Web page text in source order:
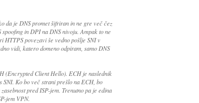
da je DNS promet šifriran in ne gre več čez
in DPI na DNS nivoju. Ampak to ne
povezavi še vedno pošlje SNI v
vidi, katero domeno odpiram, samo DNS
(Encrypted Client Hello). ECH je naslednik
Ko bo več strani prešlo na ECH, bo
pred ISP-jem. Trenutno pa je edina
jem VPN.